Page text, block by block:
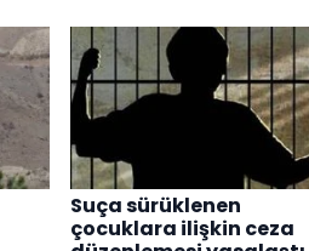
Suça sürüklenen
çocuklara ilişkin ceza